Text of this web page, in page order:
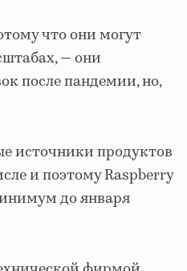
что они могут
— они
после пандемии, но,
источники продуктов
и поэтому Raspberry
до января